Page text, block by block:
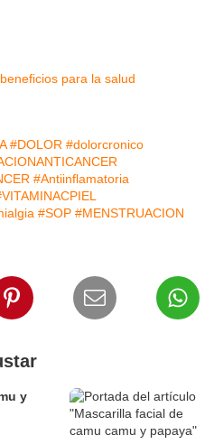
#DOLOR #dolorcronico
#Antiinflamatoria
#SOP #MENSTRUACION
y